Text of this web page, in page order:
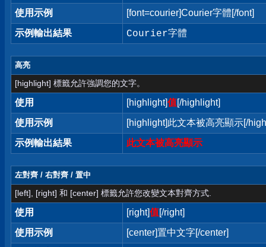
使用示例
[font=courier]Courier字體[/font]
示例輸出結果
Courier字體
高亮
[highlight] 標籤允許強調您的文字。
使用 [highlight]值[/highlight]
使用示例
[highlight]此文本被高亮顯示[/
示例輸出結果
此文本被高亮顯示
左對齊 / 右對齊 / 置中
[left], [right] 和 [center] 標籤允許您改變文本對齊方式.
使用 [right]值[/right]
使用示例
[center]置中文字[/center]